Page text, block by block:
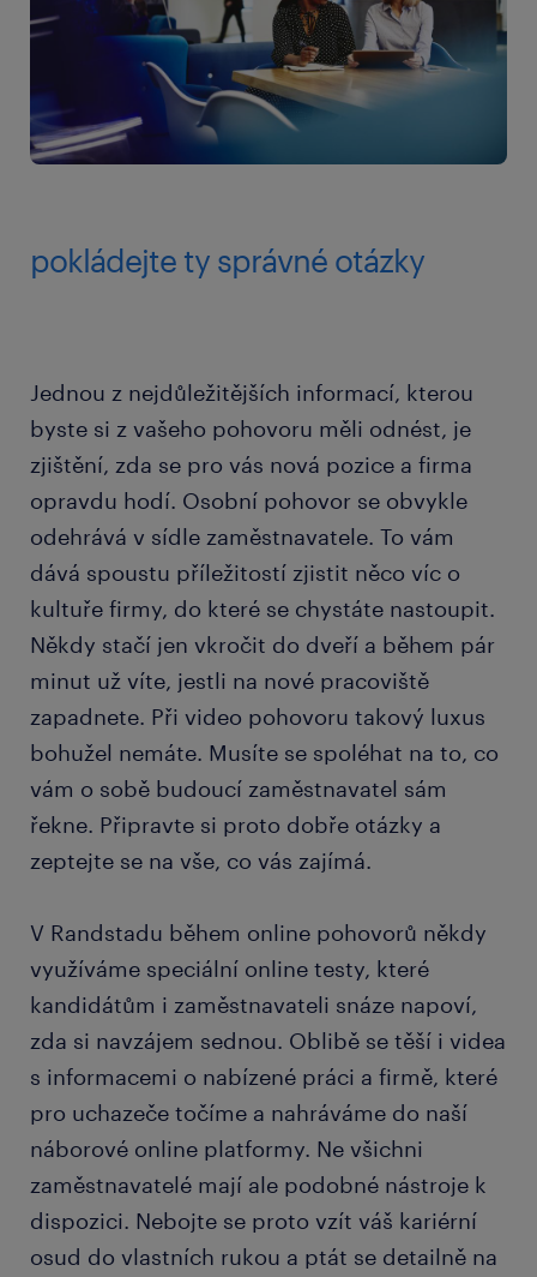
pokládejte ty správné otázky
Jednou z nejdůležitějších informací, kterou
byste si z vašeho pohovoru měli odnést, je
zjištění, zda se pro vás nová pozice a firma
opravdu hodí. Osobní pohovor se obvykle
odehrává v sídle zaměstnavatele. To vám
dává spoustu příležitostí zjistit něco víc o
kultuře firmy, do které se chystáte nastoupit.
Někdy stačí jen vkročit do dveří a během pár
minut už víte, jestli na nové pracoviště
zapadnete. Při video pohovoru takový luxus
bohužel nemáte. Musíte se spoléhat na to, co
vám o sobě budoucí zaměstnavatel sám
řekne. Připravte si proto dobře otázky a
zeptejte se na vše, co vás zajímá.
V Randstadu během online pohovorů někdy
využíváme speciální online testy, které
kandidátům i zaměstnavateli snáze napoví,
zda si navzájem sednou. Oblibě se těší i videa
s informacemi o nabízené práci a firmě, které
pro uchazeče točíme a nahráváme do naší
náborové online platformy. Ne všichni
zaměstnavatelé mají ale podobné nástroje k
dispozici. Nebojte se proto vzít váš kariérní
osud do vlastních rukou a ptát se detailně na